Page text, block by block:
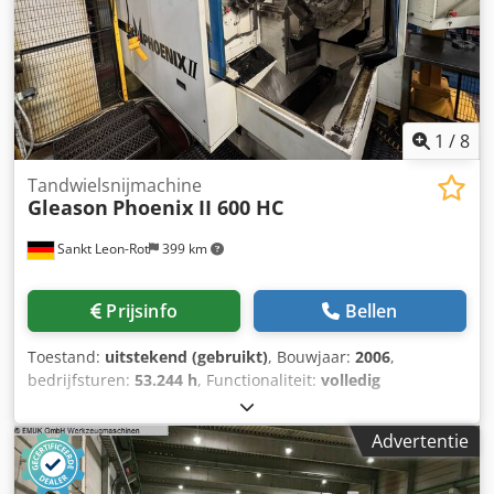
Machinedistantie (V-as) Verplaatsingsbereik: 150 mm Max.
verplaatsingssnelheid: 1,6 m/min MACHINEGEGEVENS
Freesmotor vermogen: 20 kW Werkstukaandrijving: 14,5 kW
Totaal benodigd vermogen: 62 kVA Afmetingen & gewicht
Machinegewicht: ca. 12 t Benodigde ruimte: ca. 4.700 x
4.387 x 2.450 mm UITRUSTING 13 frezen
1 /8
Sankt Leon-Rot 399 km
Tandwielsnijmachine
Gleason Phoenix II 600 HC
Prijsinfo Bellen
Toestand: uitstekend (gebruikt), Bouwjaar: 2006,
bedrijfsturen: 53.244 h, Functionaliteit: volledig
, Technische gegevens – Gleason Phoenix II
600HC (CNC hypoïde tandwielmachine) Werkbereik Max.
werkstukdiameter Ø 600 mm Codpfx Aijxwzu Iszjha Max.
tanddiepte 24,6 mm Max. tandwielbreedte 110 mm Aantal
Advertentie